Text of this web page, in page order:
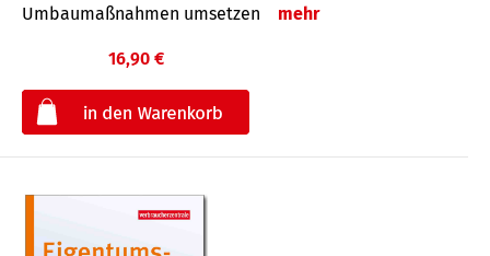
Umbaumaßnahmen umsetzen
mehr
16,90 €